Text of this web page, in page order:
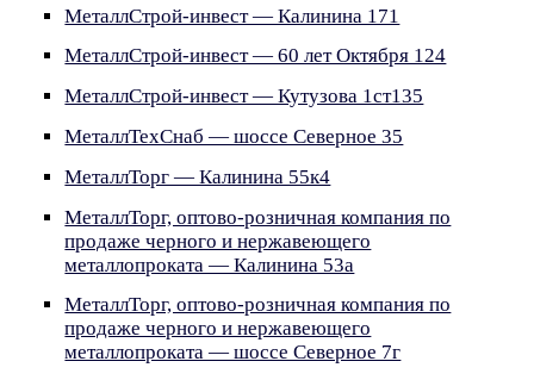
МеталлСтрой-инвест — Калинина 171
МеталлСтрой-инвест — 60 лет Октября 124
МеталлСтрой-инвест — Кутузова 1ст135
МеталлТехСнаб — шоссе Северное 35
МеталлТорг — Калинина 55к4
МеталлТорг, оптово-розничная компания по
продаже черного и нержавеющего
металлопроката — Калинина 53а
МеталлТорг, оптово-розничная компания по
продаже черного и нержавеющего
металлопроката — шоссе Северное 7г